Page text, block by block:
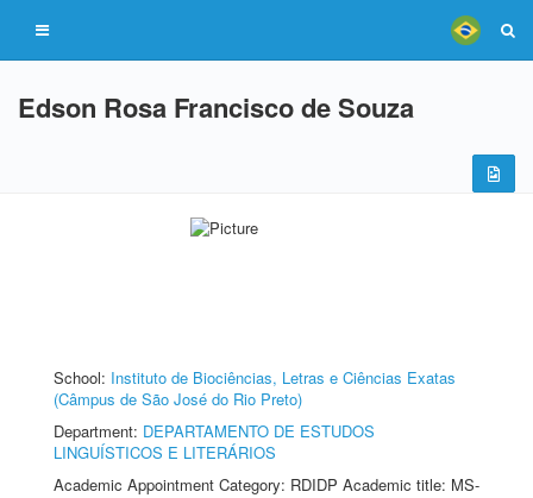
Edson Rosa Francisco de Souza
School: Instituto de Biociências, Letras e Ciências Exatas
(Câmpus de São José do Rio Preto)
Department: DEPARTAMENTO DE ESTUDOS
LINGUÍSTICOS E LITERÁRIOS
Academic Appointment Category: RDIDP Academic title: MS-